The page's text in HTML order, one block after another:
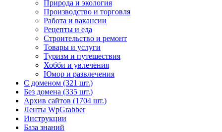
Природа и экология
Производство и торговля
Работа и вакансии
Рецепты и еда
Строительство и ремонт
Товары и услуги
Туризм и путешествия
Хобби и увлечения
Юмор и развлечения
С доменом (321 шт.)
Без домена (335 шт.)
Архив сайтов (1704 шт.)
Ленты WpGrabber
Инструкции
База знаний